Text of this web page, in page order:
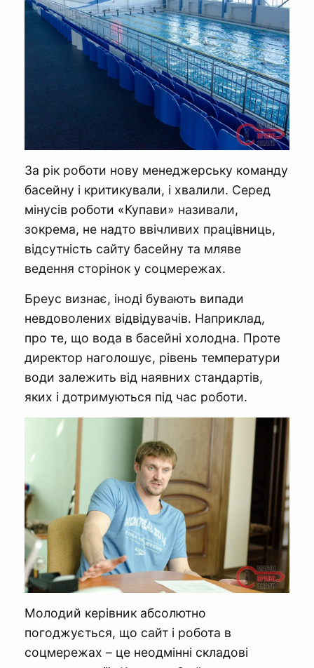
За рік роботи нову менеджерську команду
басейну і критикували, і хвалили. Серед
мінусів роботи «Купави» називали,
зокрема, не надто ввічливих працівниць,
відсутність сайту басейну та мляве
ведення сторінок у соцмережах.
Бреус визнає, іноді бувають випади
невдоволених відвідувачів. Наприклад,
про те, що вода в басейні холодна. Проте
директор наголошує, рівень температури
води залежить від наявних стандартів,
яких і дотримуються під час роботи.
Молодий керівник абсолютно
погоджується, що сайт і робота в
соцмережах – це неодмінні складові